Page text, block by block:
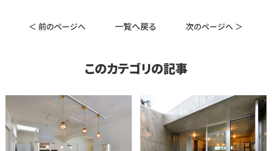
＜ 前のページへ 一覧へ戻る 次のページへ ＞
このカテゴリの記事